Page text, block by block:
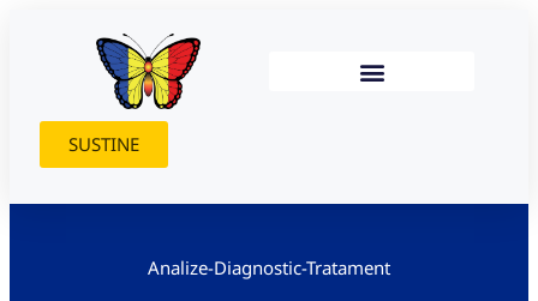
SUSTINE
Analize-Diagnostic-Tratament